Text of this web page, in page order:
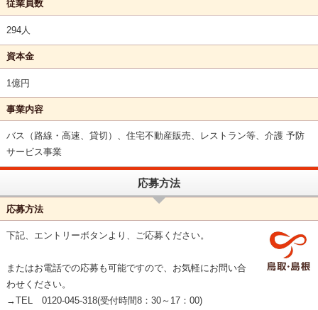
従業員数
294人
資本金
1億円
事業内容
バス（路線・高速、貸切）、住宅不動産販売、レストラン等、介護 予防
サービス事業
応募方法
応募方法
下記、エントリーボタンより、ご応募ください。
またはお電話での応募も可能ですので、お気軽にお問い合
わせください。
→TEL 0120-045-318(受付時間8：30～17：00)